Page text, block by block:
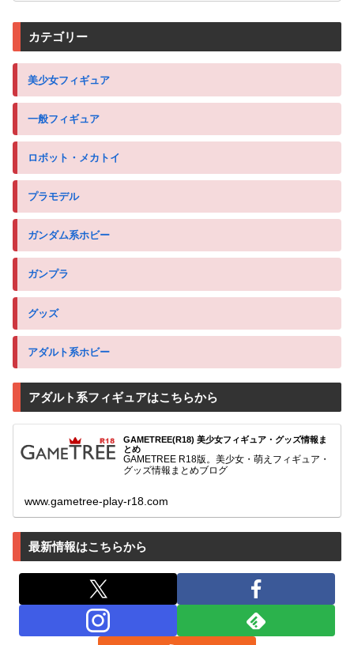
カテゴリー
美少女フィギュア
一般フィギュア
ロボット・メカトイ
プラモデル
ガンダム系ホビー
ガンプラ
グッズ
アダルト系ホビー
アダルト系フィギュアはこちらから
GAMETREE(R18) 美少女フィギュア・グッズ情報ま
とめ
GAMETREE R18版。美少女・萌えフィギュア・
グッズ情報まとめブログ
www.gametree-play-r18.com
最新情報はこちらから